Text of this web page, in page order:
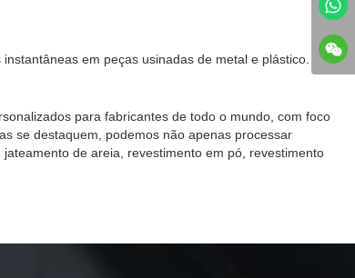
em peças usinadas de metal e plástico.
para fabricantes de todo o mundo, com foco
se destaquem, podemos não apenas processar
de areia, revestimento em pó, revestimento